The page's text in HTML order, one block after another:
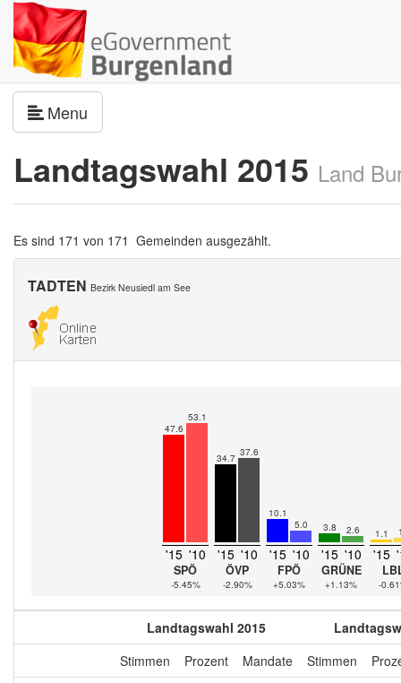
Menu
Landtagswahl 2015 Land
Es sind 171 von 171 Gemeinden ausgezählt.
TADTEN Bezirk Neusiedl am See
47.6
53.1
'15 '10
SPÖ
-5.45%
34.7 37.6
'15 '10
ÖVP
-2.90%
10.1
5.0
'15 '10
FPÖ
+5.03%
3.8 2.6
'15 '10
GRÜNE
+1.13%
1.1
'15
-
Landtagswahl 2015
Stimmen
Prozent Mandate Stimmen